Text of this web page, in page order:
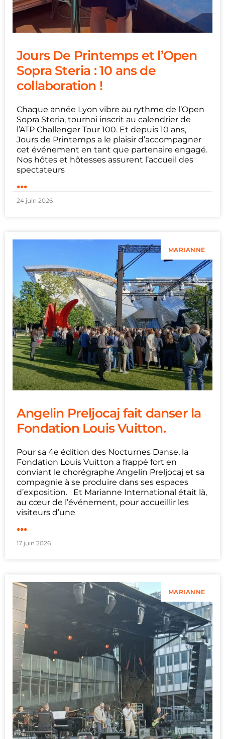
Jours De Printemps et l’Open
Sopra Steria : 10 ans de
collaboration !
Chaque année Lyon vibre au rythme de l’Open
Sopra Steria, tournoi inscrit au calendrier de
l’ATP Challenger Tour 100. Et depuis 10 ans,
Jours de Printemps a le plaisir d’accompagner
cet événement en tant que partenaire engagé.
Nos hôtes et hôtesses assurent l’accueil des
spectateurs
...
24 juin 2026
MARIANNE
Angelin Preljocaj fait danser la
Fondation Louis Vuitton.
Pour sa 4e édition des Nocturnes Danse, la
Fondation Louis Vuitton a frappé fort en
conviant le chorégraphe Angelin Preljocaj et sa
compagnie à se produire dans ses espaces
d’exposition. Et Marianne International était là,
au cœur de l’événement, pour accueillir les
visiteurs d’une
...
17 juin 2026
MARIANNE